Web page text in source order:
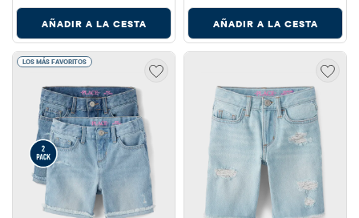
AÑADIR A LA CESTA AÑADIR A LA CESTA
LOS MÁS FAVORITOS